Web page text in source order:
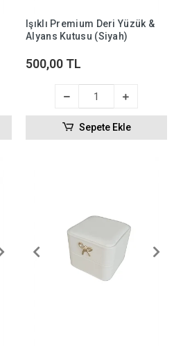
Işıklı Premium Deri Yüzük &
Alyans Kutusu (Siyah)
500,00 TL
Sepete Ekle